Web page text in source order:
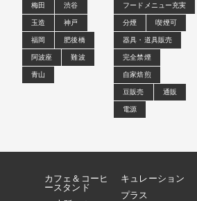
梅田
渋谷
玉造
神戸
福岡
肥後橋
阿波座
難波
青山
フードメニュー充実
分煙
喫煙可
器具・道具販売
完全禁煙
自家焙煎
豆販売
通販
電源
カフェ＆コーヒ
ースタンド
キュレーション
プラス